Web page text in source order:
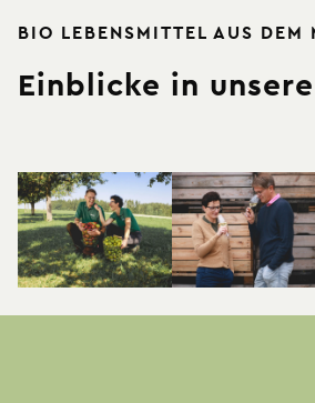
BIO LEBENSMITTEL AUS DEM
Einblicke in